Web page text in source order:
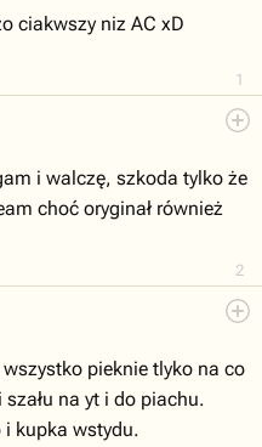
1
ciakwszy niz AC xD
2
i walczę, szkoda tylko że
choć oryginał również
pieknie tlyko na co
na yt i do piachu.
i kupka wstydu.